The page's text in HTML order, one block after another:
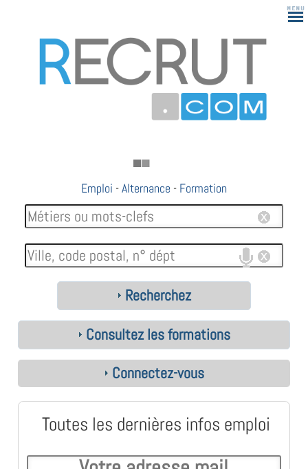
Emploi -Alternance - Formation
Recherchez
Consultez les formations
Connectez-vous
Toutes les dernières infos emploi